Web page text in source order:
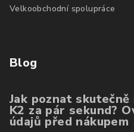
Velkoobchodní spolupráce
Blog
Jak poznat
K2 za pár sekund?
údajů před nákupem